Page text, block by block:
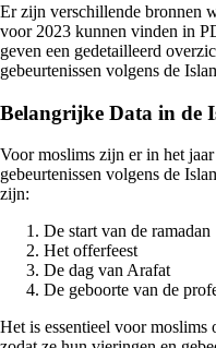
Er zijn verschillende bronnen
voor 2023 kunnen vinden in
geven een gedetailleerd
gebeurtenissen volgens de
Belangrijke Data in de
Voor moslims zijn er in het
gebeurtenissen volgens de
zijn:
De start van de ramadan
Het offerfeest
De dag van Arafat
De geboorte van de
Het is essentieel voor moslims